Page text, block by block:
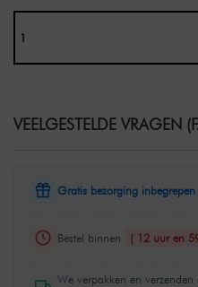
VEELGESTELDE VRAGEN
Gratis bezorging inbegrepen
Bestel binnen ( 12 uur en
We verpakken en verzenden